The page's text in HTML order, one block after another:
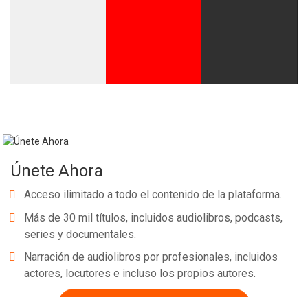
Únete Ahora
Acceso ilimitado a todo el contenido de la plataforma.
Más de 30 mil títulos, incluidos audiolibros, podcasts,
series y documentales.
Narración de audiolibros por profesionales, incluidos
actores, locutores e incluso los propios autores.